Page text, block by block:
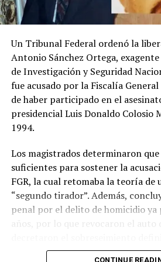
Un Tribunal Federal ordenó la
Antonio Sánchez Ortega,
de Investigación y Seguridad
fue acusado por la Fiscalía General
de haber participado en el
presidencial Luis Donaldo Colosio
1994.
Los magistrados determinaron
suficientes para sostener la
FGR, la cual retomaba la teoría de
“segundo tirador”. Además,
penal por el delito de homicidio ya
años, por lo que revocaron el auto
CONTINUE